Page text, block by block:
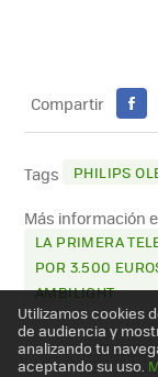
Compartir
Tags PHILIPS
Más información
LA PRIMERA
POR 3.500
AMBILIGHT
Utilizamos cookies
de audiencia y
analizando tu
aceptando su uso.